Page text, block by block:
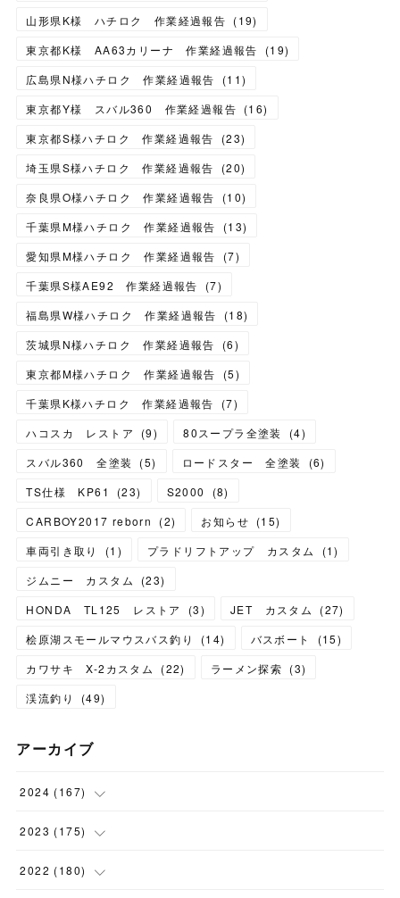
山形県K様 ハチロク 作業経過報告 (19)
東京都K様 AA63カリーナ 作業経過報告
(19)
広島県N様ハチロク 作業経過報告
(11)
東京都Y様 スバル360 作業経過報告 (16)
東京都S様ハチロク 作業経過報告
(23)
埼玉県S様ハチロク 作業経過報告
(20)
奈良県O様ハチロク 作業経過報告
(10)
千葉県M様ハチロク 作業経過報告
(13)
愛知県M様ハチロク 作業経過報告
(7)
千葉県S様AE92 作業経過報告
(7)
福島県W様ハチロク 作業経過報告
(18)
茨城県N様ハチロク 作業経過報告
(6)
東京都M様ハチロク 作業経過報告
(5)
千葉県K様ハチロク 作業経過報告
(7)
ハコスカ レストア
(9) 80スープラ全塗装 (4)
スバル360 全塗装
(5) ロードスター 全塗装 (6)
TS仕様 KP61
(23) S2000 (8)
CARBOY2017 reborn
(2) お知らせ (15)
車両引き取り
(1 ) プラドリフトアップ カスタム (1)
ジムニー カスタム
(23)
HONDA TL125 レストア
(3) JET カスタム (27)
桧原湖スモールマウスバス釣り
(14) バスボート (15)
カワサキ X-2カスタム
(22) ラーメン探索 (3)
渓流釣り
(49)
アーカイブ
2024 (167)
(11)
(24)
2023 (175)
(12)
2022 (180)